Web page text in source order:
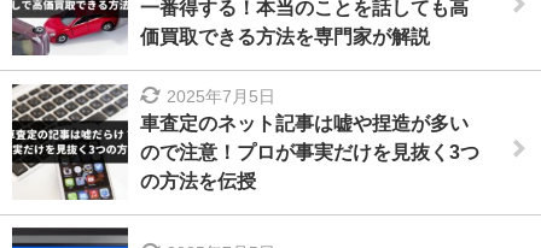
一番得する！本当のことを話しても高
価買取できる方法を専門家が解説
2025年7月5日
車査定のネット記事は嘘や捏造が多い
ので注意！プロが事実だけを見抜く3つ
の方法を伝授